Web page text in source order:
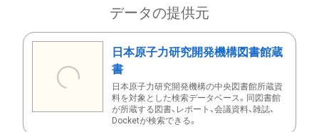
データの提供元
日本原子力研究開発機構図書館蔵
書
日本原子力研究開発機構の中央図書館所蔵資
料を対象とした検索データベース。同図書館
が所蔵する図書、レポート、会議資料、雑誌、
Docketが検索できる。